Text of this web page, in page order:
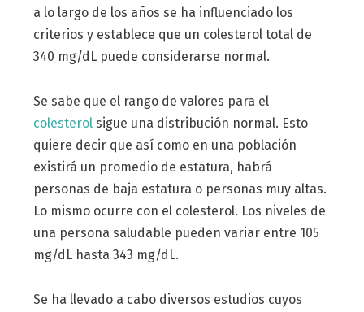
a lo largo de los años se ha influenciado los
criterios y establece que un colesterol total de
340 mg/dL puede considerarse normal.
Se sabe que el rango de valores para el
colesterolsigue una distribución normal. Esto
quiere decir que así como en una población
existirá un promedio de estatura, habrá
personas de baja estatura o personas muy altas.
Lo mismo ocurre con el colesterol. Los niveles de
una persona saludable pueden variar entre 105
mg/dL hasta 343 mg/dL.
Se ha llevado a cabo diversos estudios cuyos